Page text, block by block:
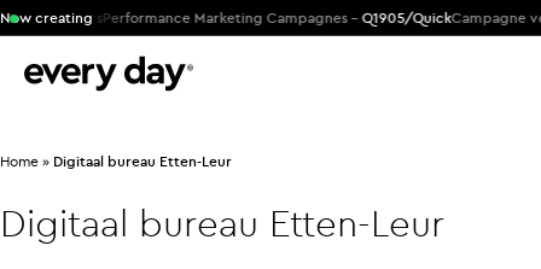
Now creating
ProductsPerformance Marketing Campagnes -Q1905/QuickCampagne
Home » Digitaal bureau Etten-Leur
Digitaal bureau Etten-Leur